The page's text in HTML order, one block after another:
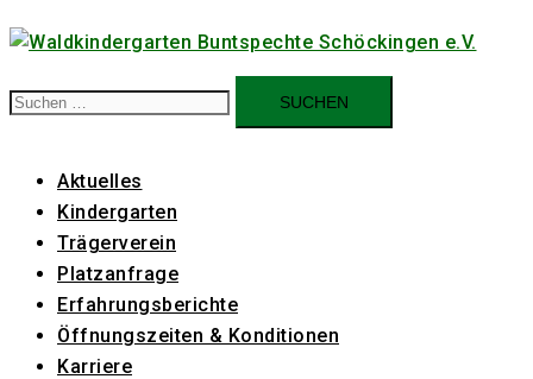
Zum
Inhalt
springen
Suchen
nach:
Aktuelles
Kindergarten
Trägerverein
Platzanfrage
Erfahrungsberichte
Öffnungszeiten & Konditionen
Karriere